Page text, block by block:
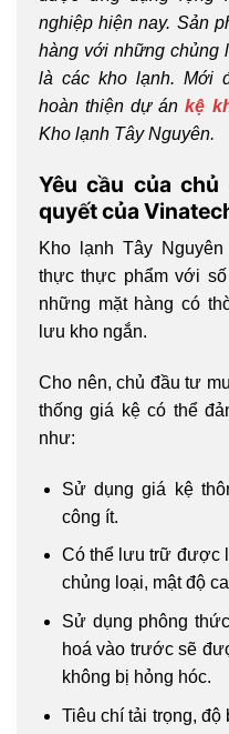
nghiệp hiện nay. Sản
hàng với những chủng
là các kho lạnh. Mới
hoàn thiện dự ánkệ
Kho lạnh Tây Nguyên.
Yêu cầu của
quyết của
Kho lạnh Tây
thực thực phẩm với
những mặt hàng có
lưu kho ngắn.
Cho nên, chủ đầu tư
thống giá kệ có thể
như:
Sử dụng giá kệ
công ít.
Có thể lưu trữ được
chủng loại, mật độ
Sử dụng phông
hoá vào trước sẽ
không bị hỏng hóc.
Tiêu chí tải trọng,